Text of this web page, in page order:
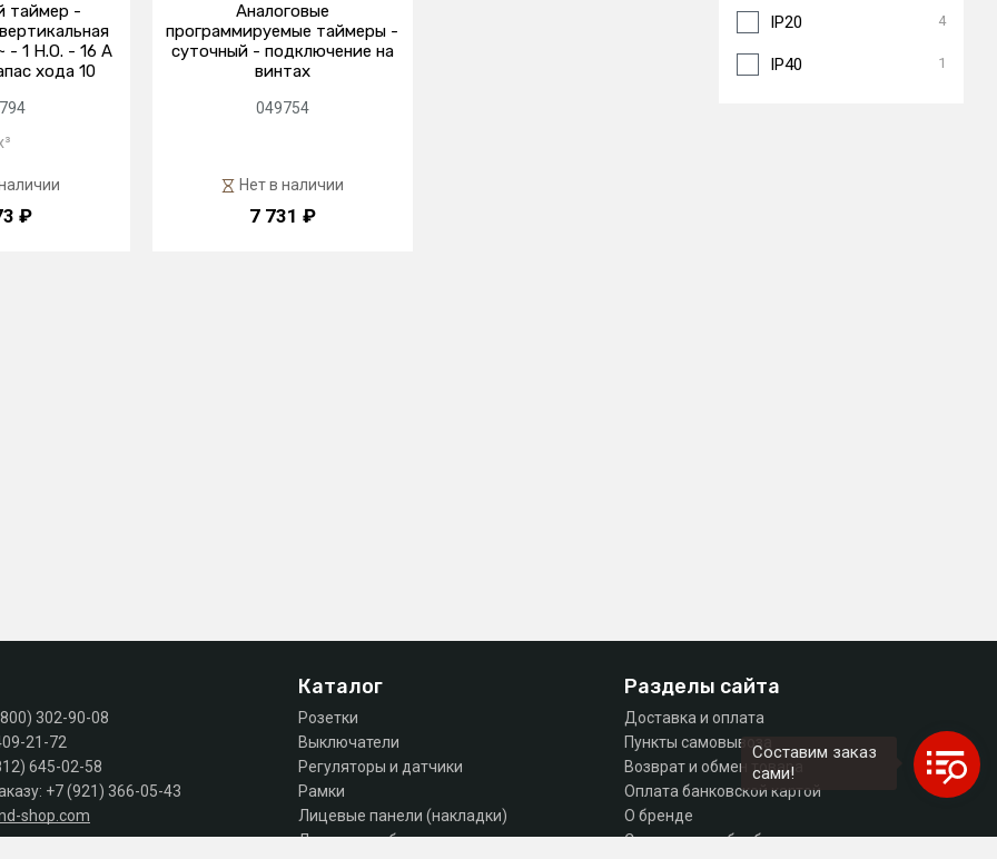
таймер -
- 1 Н.О. - 16 А
хода 10
₽
Аналоговые
программируемые таймеры -
суточный - подключение на
винтах
049754
Нет в наличии
7 731 ₽
IP20 4
IP40 1
302-90-08
21-72
645-02-58
+7 (921) 366-05-43
shop.com
Каталог
Розетки
Выключатели
Регуляторы и датчики
Рамки
Лицевые панели (накладки)
Лючки, коробки, комплектующие
Разделы сайта
Доставка и оплата
Пункты самовывоза
Возврат и обмен товара
Оплата банковской картой
О бренде
Согласие на обработку персональных данных
Составим заказ
сами!